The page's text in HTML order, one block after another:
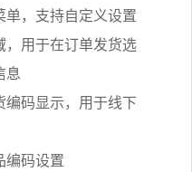
单，支持自定义设置
，用于在订单发货选
息
编码显示，用于线下
编码设置